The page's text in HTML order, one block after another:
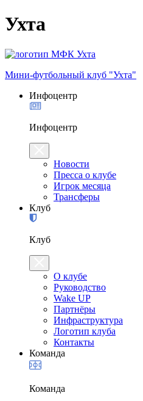
Ухта
Мини-футбольный клуб "Ухта"
Инфоцентр
Инфоцентр
Новости
Пресса о клубе
Игрок месяца
Трансферы
Клуб
Клуб
О клубе
Руководство
Wake UP
Партнёры
Инфраструктура
Логотип клуба
Контакты
Команда
Команда